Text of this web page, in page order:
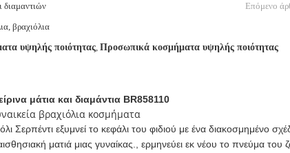
διαμαντιών Επόμενο
βραχιόλια
υψηλής ποιότητας, Προσωπικά κοσμήματα υψηλής ποιότητας
μάτια και διαμάντια BR858110
βραχιόλια κοσμήματα
Σερπέντι εξυμνεί το κεφάλι του φιδιού με ένα διακοσμημένο
ματιά μιας γυναίκας., ερμηνεύει εκ νέου το πνεύμα του